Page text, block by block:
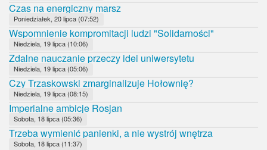
Czas na energiczny marsz
Poniedziałek, 20 lipca (07:52)
Wspomnienie kompromitacji ludzi "Solidarności"
Niedziela, 19 lipca (10:06)
Zdalne nauczanie przeczy idei uniwersytetu
Niedziela, 19 lipca (05:06)
Czy Trzaskowski zmarginalizuje Hołownię?
Niedziela, 19 lipca (08:15)
Imperialne ambicje Rosjan
Sobota, 18 lipca (05:36)
Trzeba wymienić panienki, a nie wystrój wnętrza
Sobota, 18 lipca (11:37)